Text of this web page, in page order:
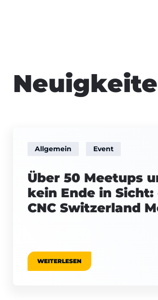
Allgemein Event
Über 50 Meetups
kein Ende in Sicht:
CNC Switzerland
WEITERLESEN